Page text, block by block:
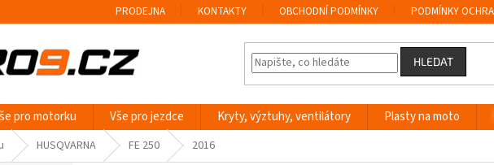
PRODEJNA KONTAKTY OBCHODNÍ PODMÍNKY PODMÍNKY
HLEDAT
pro motorku Vše pro jezdce Kryty, výztuhy, ventilátory Plasty na moto
HUSQVARNA FE 250 2016